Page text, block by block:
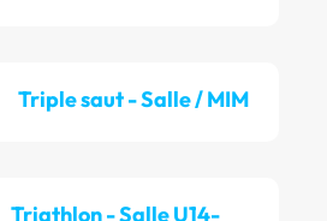
Triple saut - Salle / MIM
Triathlon - Salle U14-